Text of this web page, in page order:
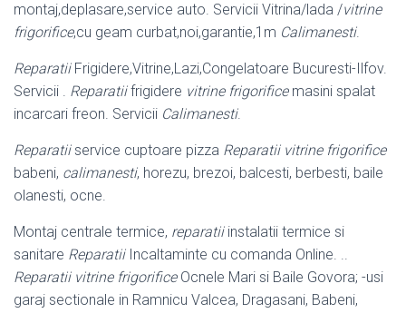
montaj,deplasare,service auto. Servicii Vitrina/lada /vitrine
frigorifice,cu geam curbat,noi,garantie,1m Calimanesti.
ReparatiiFrigidere,Vitrine,Lazi,Congelatoare Bucuresti-Ilfov.
Servicii . Reparatiifrigidere vitrine frigorificemasini spalat
incarcari freon. Servicii Calimanesti.
Reparatiiservice cuptoare pizza Reparatii vitrine frigorifice
babeni, calimanesti, horezu, brezoi, balcesti, berbesti, baile
olanesti, ocne.
Montaj centrale termice, reparatiiinstalatii termice si
sanitare ReparatiiIncaltaminte cu comanda Online. ..
Reparatii vitrine frigorificeOcnele Mari si Baile Govora; -usi
garaj sectionale in Ramnicu Valcea, Dragasani, Babeni,